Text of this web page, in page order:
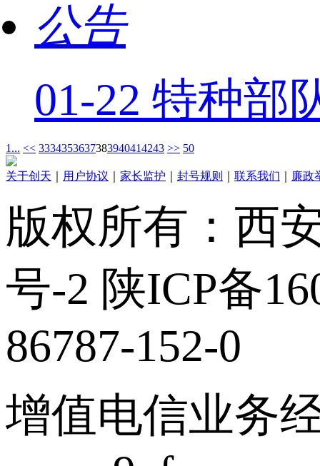
公告
01-22 特种部
1... << 3334353637383940414243 >> 50
关于创天 用户协议 家长监护 封号规则 联系我们 廉政
版权所有：西
号-2 陕ICP备
86787-152-0
增值电信业务